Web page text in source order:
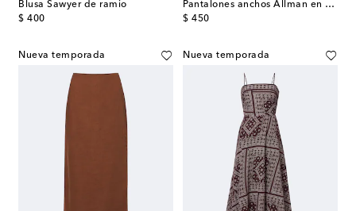
Blusa Sawyer de ramio
$ 400
original price
Pantalones anchos Allman en mezcla de algodón
$ 450
original price
Nueva temporada Nueva temporada